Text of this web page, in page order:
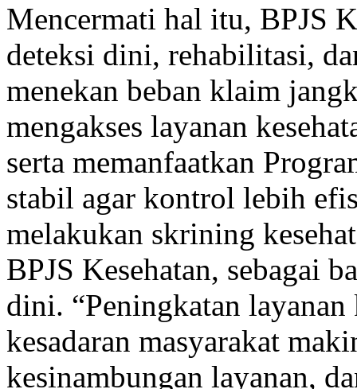
Mencermati hal itu, BPJS
deteksi dini, rehabilitasi,
menekan beban klaim
mengakses layanan
serta memanfaatkan
stabil agar kontrol lebih
melakukan skrining
BPJS Kesehatan, sebagai
dini. “Peningkatan layanan
kesadaran masyarakat
kesinambungan layanan,